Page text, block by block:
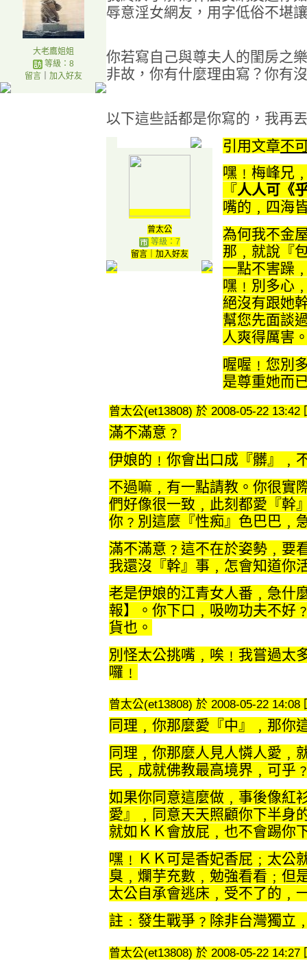
大老鷹姐姐
等級：8
留言｜ 加入好友
辱意淫女網友，用字低俗不堪
你若寫自己與尊夫人的閨房之
非故，你有什麼理由寫？你有
以下這些話都是你寫的，我再
曾太公
等級：7
留言｜ 加入好友
引用文章不
嘿﹗梅峰兄
『人人可 《
嘴的﹐ 四海
為何我不金
那﹐就說『
一點不害躁
嘿﹗別多心
絕沒有跟她
幫您先面談
人爽得厲害
喔喔﹗您別
是尊重她而
曾太公(et13808) 於 2008-05-22 13:42
滿不滿意﹖
伊娘的﹗你會出口成『髒』﹐
不過嘛﹐有一點請教。你很實
們好像很一致﹐此刻都愛『幹
你﹖別這麼『性痴』色巴巴﹐
滿不滿意﹖這不在於姿勢﹐要
我還沒『幹』事﹐怎會知道你
老是伊娘的江青女人番﹐急什
報】。你下口﹐吸吻功夫不好
貨也。
別怪太公挑嘴﹐唉﹗我嘗過太
囉﹗
曾太公(et13808) 於 2008-05-22 14:08
同理﹐你那麼愛『中』﹐那你
同理﹐你那麼人見人憐人愛﹐
民﹐成就佛教最高境界﹐可乎
如果你同意這麼做﹐事後像紅
愛』﹐同意天天照顧你下半身
就如ＫＫ會放屁﹐也不會踢你
嘿﹗ＫＫ可是香妃香屁﹔太公
臭﹐爛芋充數﹐勉強看看﹔但
太公自承會逃床﹐受不了的﹐
註﹕發生戰爭﹖除非台灣獨立
曾太公(et13808) 於 2008-05-22 14:27